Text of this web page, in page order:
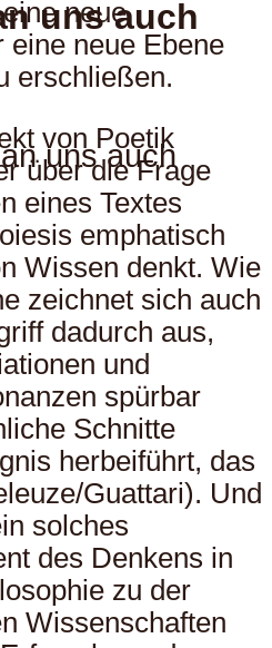
uns auch
uns auch
neue
eine neue Ebene
erschließen.
von Poetik
über die Frage
eines Textes
emphatisch
Wissen denkt. Wie
zeichnet sich auch
dadurch aus,
und
spürbar
Schnitte
herbeiführt, das
Guattari). Und
solches
des Denkens in
zu der
Wissenschaften